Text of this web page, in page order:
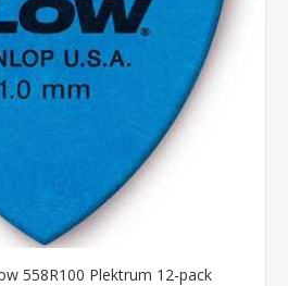
558R100 Plektrum 12-pack